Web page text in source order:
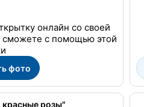
онлайн со своей
с помощью этой
фото
розы"